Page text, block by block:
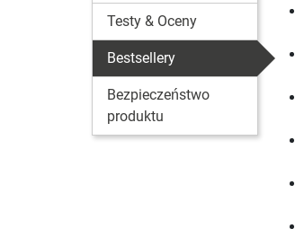
Testy & Oceny
Bestsellery
Bezpieczeństwo
produktu